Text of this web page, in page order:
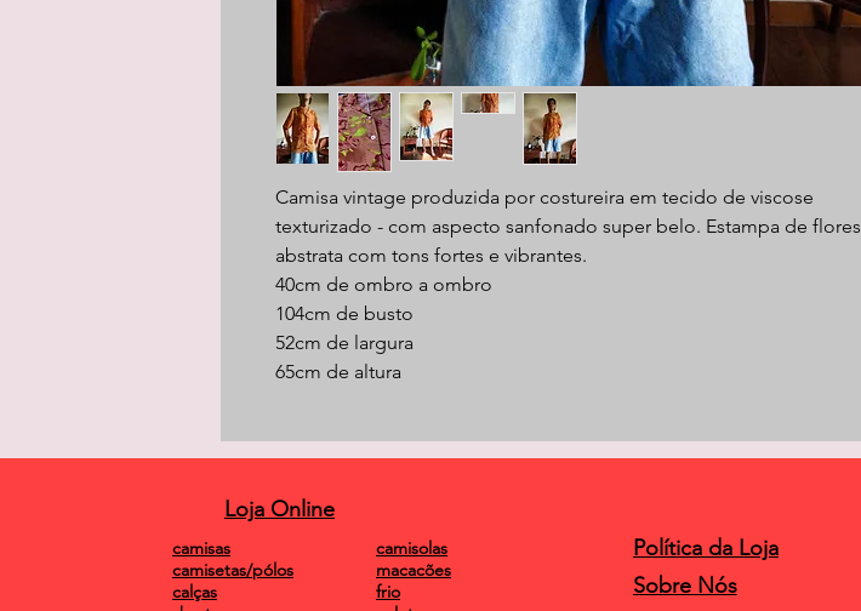
Camisa vintage produzida por costureira em tecido de viscose
texturizado - com aspecto sanfonado super belo. Estampa de flores
abstrata com tons fortes e vibrantes.
40cm de ombro a ombro
104cm de busto
52cm de largura
65cm de altura
Loja Online
camisolas
macacões
frio
camisas
camisetas/pólos
calças
Política da Loja
Sobre Nós